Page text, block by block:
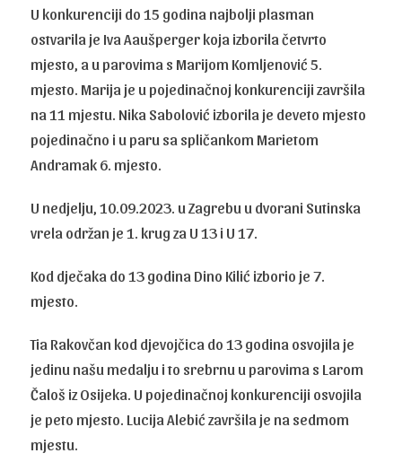
U konkurenciji do 15 godina najbolji plasman
ostvarila je Iva Aaušperger koja izborila četvrto
mjesto, a u parovima s Marijom Komljenović 5.
mjesto. Marija je u pojedinačnoj konkurenciji završila
na 11 mjestu. Nika Sabolović izborila je deveto mjesto
pojedinačno i u paru sa spličankom Marietom
Andramak 6. mjesto.
U nedjelju, 10.09.2023. u Zagrebu u dvorani Sutinska
vrela održan je 1. krug za U 13 i U 17.
Kod dječaka do 13 godina Dino Kilić izborio je 7.
mjesto.
Tia Rakovčan kod djevojčica do 13 godina osvojila je
jedinu našu medalju i to srebrnu u parovima s Larom
Čaloš iz Osijeka. U pojedinačnoj konkurenciji osvojila
je peto mjesto. Lucija Alebić završila je na sedmom
mjestu.